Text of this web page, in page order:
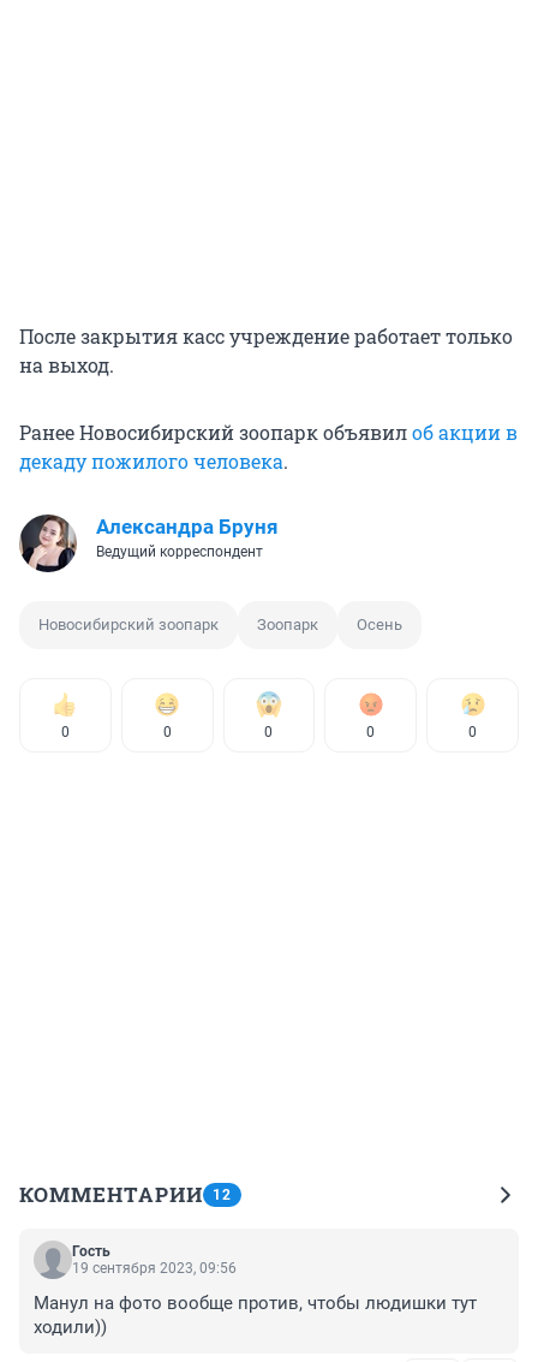
После закрытия касс учреждение работает только
на выход.
Ранее Новосибирский зоопарк объявилоб акции в
декаду пожилого человека.
Александра Бруня
Ведущий корреспондент
Новосибирский зоопарк Зоопарк Осень
0 0 0 0 0
КОММЕНТАРИИ 12
Гость
19 сентября 2023, 09:56
Манул на фото вообще против, чтобы людишки тут
ходили))